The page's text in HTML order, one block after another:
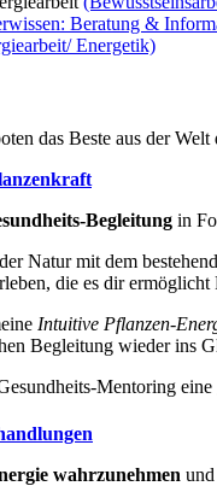
Beratung &
Energetik)
das Beste aus der
Begleitung in
Natur mit dem
die es dir
Intuitive Pflanzen-
Begleitung wieder ins
Mentoring
wahrzunehmen